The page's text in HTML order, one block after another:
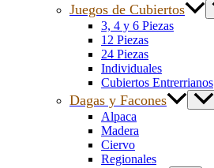
Juegos de Cubiertos
3, 4 y 6 Piezas
12 Piezas
24 Piezas
Individuales
Cubiertos Entrerrianos
Dagas y Facones
Alpaca
Madera
Ciervo
Regionales